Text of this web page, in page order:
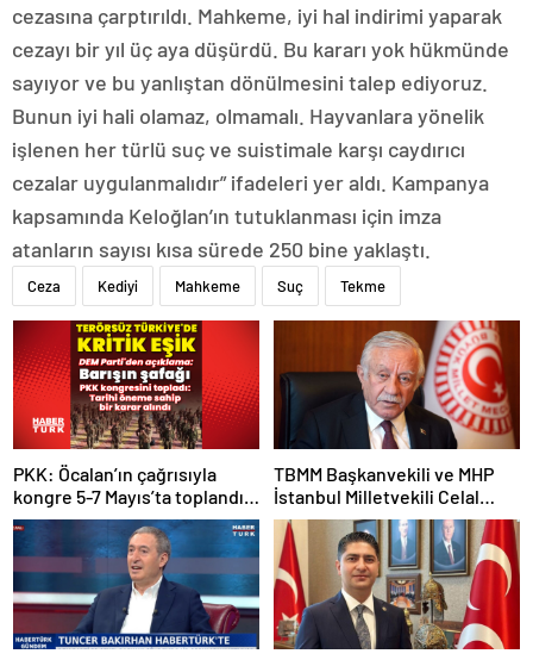
cezasına çarptırıldı. Mahkeme, iyi hal indirimi yaparak
cezayı bir yıl üç aya düşürdü. Bu kararı yok hükmünde
sayıyor ve bu yanlıştan dönülmesini talep ediyoruz.
Bunun iyi hali olamaz, olmamalı. Hayvanlara yönelik
işlenen her türlü suç ve suistimale karşı caydırıcı
cezalar uygulanmalıdır” ifadeleri yer aldı. Kampanya
kapsamında Keloğlan’ın tutuklanması için imza
atanların sayısı kısa sürede 250 bine yaklaştı.
Ceza Kediyi Mahkeme Suç Tekme
PKK: Öcalan’ın çağrısıyla
kongre 5-7 Mayıs’ta toplandı!
Tarihi bir karar alındı!
TBMM Başkanvekili ve MHP
İstanbul Milletvekili Celal
Adan: Kan ve kin devri
kapanmıştır